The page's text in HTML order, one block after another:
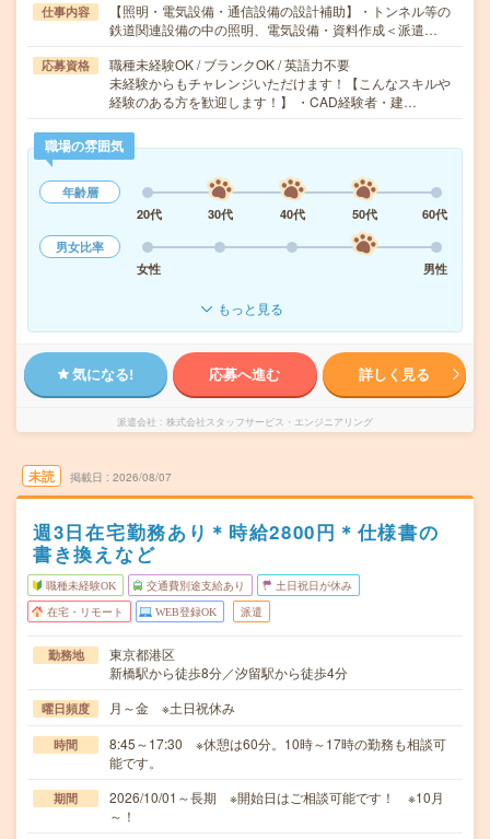
仕事内容
【照明・電気設備・通信設備の設計補助】・トンネル等の
鉄道関連設備の中の照明、電気設備・資料作成＜派遣…
応募資格
職種未経験OK / ブランクOK / 英語力不要
未経験からもチャレンジいただけます！【こんなスキルや
経験のある方を歓迎します！】 ・CAD経験者・建…
職場の雰囲気
年齢層
20代
30代 40代 50代
60代
男女比率
女性
男性
もっと見る
気になる! 応募へ進む 詳しく見る
派遣会社 株式会社スタッフサービス・エンジニアリング
未読 掲載日 2026/08/07
週3日在宅勤務あり＊時給2800円＊仕様書の
書き換えなど
職種未経験OK 交通費別途支給あり 土日祝日が休み
在宅・リモート WEB登録OK 派遣
勤務地
東京都港区
新橋駅から徒歩8分／汐留駅から徒歩4分
曜日頻度 月～金 ※土日祝休み
時間
8:45～17:30 ※休憩は60分。10時～17時の勤務も相談可
能です。
期間
2026/10/01～長期 ※開始日はご相談可能です！ ※10月
～！